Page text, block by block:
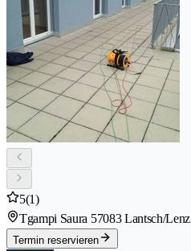
5(1)
Tgampi Saura 57083 Lantsch/Lenz
Termin reservieren